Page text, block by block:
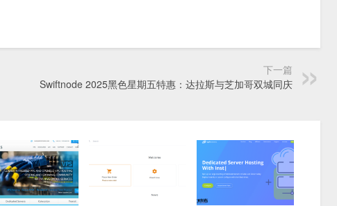
下一篇
Swiftnode 2025黑色星期五特惠：达拉斯与芝加哥双城同庆